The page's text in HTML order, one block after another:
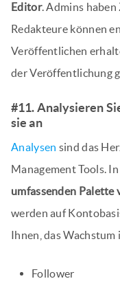
Editor. Admins haben
Redakteure können
Veröffentlichen
der Veröffentlichung
#11. Analysieren
sie an
Analysen sind das
Management Tools.
umfassenden Palette
werden auf
Ihnen, das
Follower